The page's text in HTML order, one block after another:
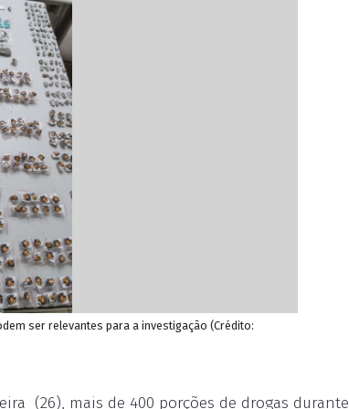
ser relevantes para a investigação (Crédito:
(26), mais de 400 porções de drogas durante